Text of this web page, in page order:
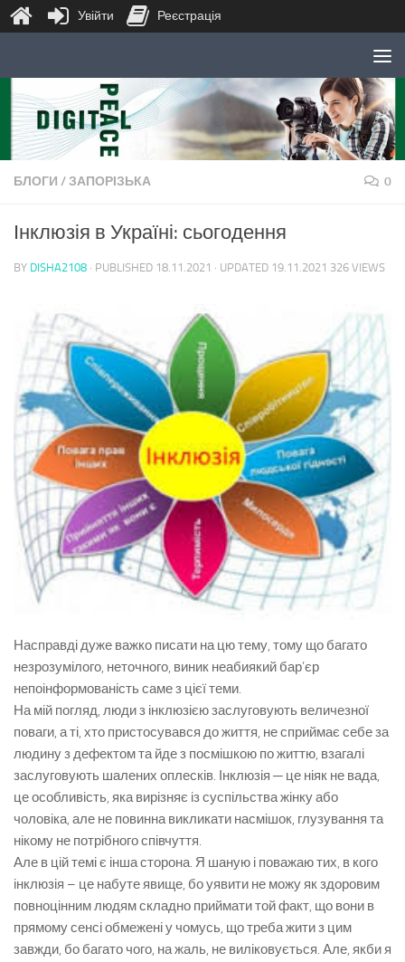
Skip to content
БЛОГИ /ЗАПОРІЗЬКА 0
Інклюзія в Україні: сьогодення
BY DISHA2108 · PUBLISHED 18.11.2021 · UPDATED 19.11.2021 326 VIEWS
Насправді дуже важко писати на цю тему, тому що багато
незрозумілого, неточного, виник неабиякий бар’єр
непоінформованість саме з цієї теми.
На мій погляд, люди з інклюзією заслуговують величезної
поваги, а ті, хто пристосувався до життя, не сприймає себе за
людину з дефектом та йде з посмішкою по життю, взагалі
заслуговують шалених оплесків. Інклюзія ─ це ніяк не вада,
це особливість, яка вирізняє із суспільства жінку або
чоловіка, але не повинна викликати насмішок, глузування та
нікому не потрібного співчуття.
Але в цій темі є інша сторона. Я шаную і поважаю тих, в кого
інклюзія – це набуте явище, бо уявити не можу як здоровим
повноцінним людям складно приймати той факт, що вони в
прямому сенсі обмежені у чомусь, що треба жити з цим
завжди, бо багато чого, на жаль, не виліковується. Але, якби я
Увійти Реєстрація